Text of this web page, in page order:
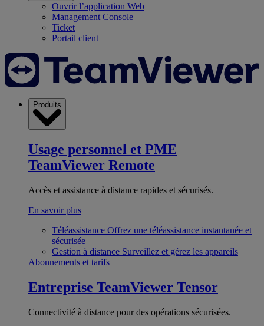
Ouvrir l’application Web
Management Console
Ticket
Portail client
Produits
Usage personnel et PME
TeamViewer Remote
Accès et assistance à distance rapides et sécurisés.
En savoir plus
Téléassistance Offrez une téléassistance instantanée et
sécurisée
Gestion à distance Surveillez et gérez les appareils
Abonnements et tarifs
Entreprise TeamViewer Tensor
Connectivité à distance pour des opérations sécurisées.